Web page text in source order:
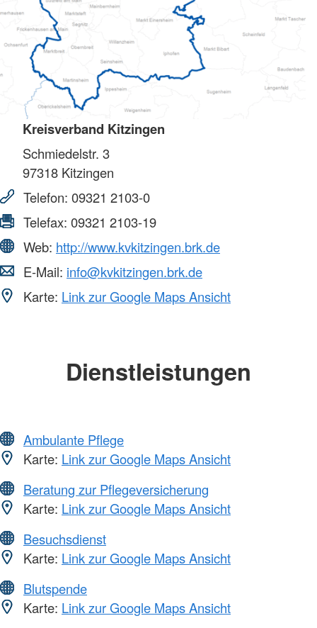
Kreisverband Kitzingen
Schmiedelstr. 3
97318 Kitzingen
Telefon: 09321 2103-0
Telefax: 09321 2103-19
Web: http://www.kvkitzingen.brk.de
E-Mail: info@kvkitzingen.brk.de
Karte: Link zur Google Maps Ansicht
Dienstleistungen
Ambulante Pflege
Karte: Link zur Google Maps Ansicht
Beratung zur Pflegeversicherung
Karte: Link zur Google Maps Ansicht
Besuchsdienst
Karte: Link zur Google Maps Ansicht
Blutspende
Karte: Link zur Google Maps Ansicht